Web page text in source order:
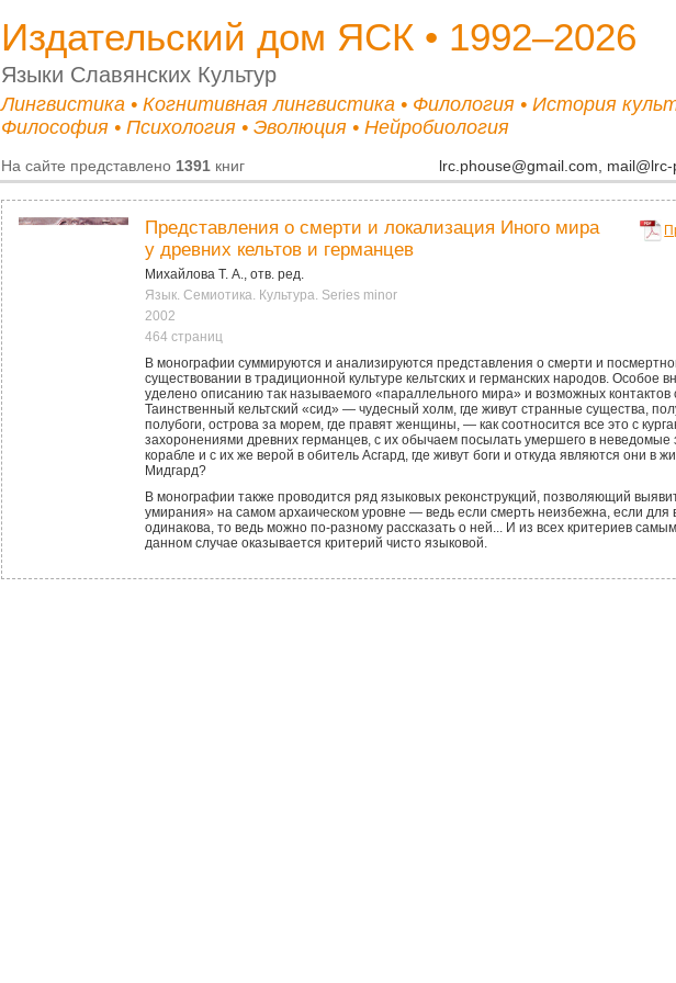
Издательский дом ЯСК • 1992–2026
Языки Cлавянских Культур
Лингвистика • Когнитивная лингвистика • Филология • История
Философия • Психология • Эволюция • Нейробиология
На сайте представлено 1391 книг lrc.phouse@gmail.com,
Представления о смерти и локализация Иного мира
у древних кельтов и германцев
Михайлова Т. А., отв. ред.
Язык. Семиотика. Культура. Series minor
2002
464 страниц
В монографии суммируются и анализируются представления о смерти и
существовании в традиционной культуре кельтских и германских народов. Особое
уделено описанию так называемого «параллельного мира» и возможных контактов
Таинственный кельтский «сид» — чудесный холм, где живут странные существа,
полубоги, острова за морем, где правят женщины, — как соотносится все это с
захоронениями древних германцев, с их обычаем посылать умершего в неведомые
корабле и с их же верой в обитель Асгард, где живут боги и откуда являются они в
Мидгард?
В монографии также проводится ряд языковых реконструкций, позволяющий
умирания» на самом архаическом уровне — ведь если смерть неизбежна, если для
одинакова, то ведь можно по-разному рассказать о ней... И из всех критериев
данном случае оказывается критерий чисто языковой.